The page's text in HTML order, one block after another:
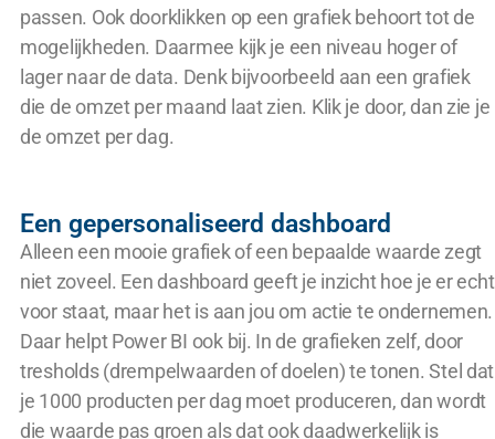
passen. Ook doorklikken op een grafiek behoort tot de
mogelijkheden. Daarmee kijk je een niveau hoger of
lager naar de data. Denk bijvoorbeeld aan een grafiek
die de omzet per maand laat zien. Klik je door, dan zie je
de omzet per dag.
Een gepersonaliseerd dashboard
Alleen een mooie grafiek of een bepaalde waarde zegt
niet zoveel. Een dashboard geeft je inzicht hoe je er echt
voor staat, maar het is aan jou om actie te ondernemen.
Daar helpt Power BI ook bij. In de grafieken zelf, door
tresholds (drempelwaarden of doelen) te tonen. Stel dat
je 1000 producten per dag moet produceren, dan wordt
die waarde pas groen als dat ook daadwerkelijk is